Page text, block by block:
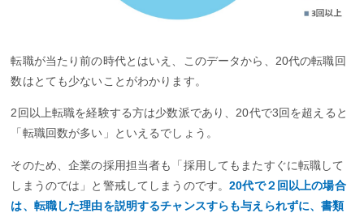
転職が当たり前の時代とはいえ、このデータから、20代の転職回
数はとても少ないことがわかります。
2回以上転職を経験する方は少数派であり、20代で3回を超えると
「転職回数が多い」といえるでしょう。
そのため、企業の採用担当者も「採用してもまたすぐに転職して
しまうのでは」と警戒してしまうのです。20代で２回以上の場合
は、転職した理由を説明するチャンスすらも与えられずに、書類